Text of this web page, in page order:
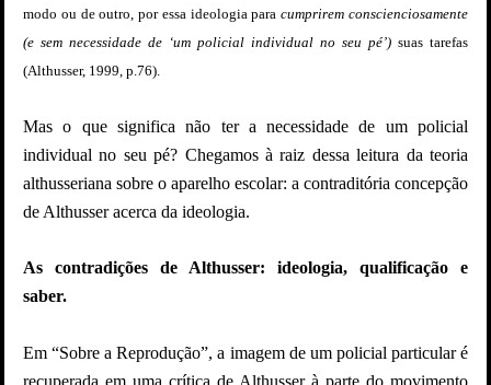
modo ou de outro, por essa ideologia paracumprirem conscienciosamente
(e sem necessidade de ‘um policial individual no seu pé’) suas tarefas
(Althusser, 1999, p.76).
Mas o que significa não ter a necessidade de um policial
individual no seu pé? Chegamos à raiz dessa leitura da teoria
althusseriana sobre o aparelho escolar: a contraditória concepção
de Althusser acerca da ideologia.
As contradições de Althusser: ideologia, qualificação e
saber.
Em “Sobre a Reprodução”, a imagem de um policial particular é
recuperada em uma crítica de Althusser à parte do movimento